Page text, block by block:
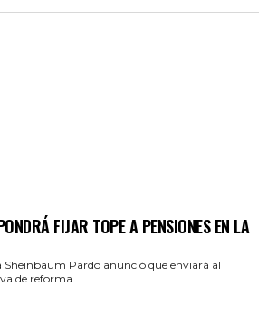
FIJAR TOPE A PENSIONES EN LA
Sheinbaum Pardo anunció que enviará al
de reforma...